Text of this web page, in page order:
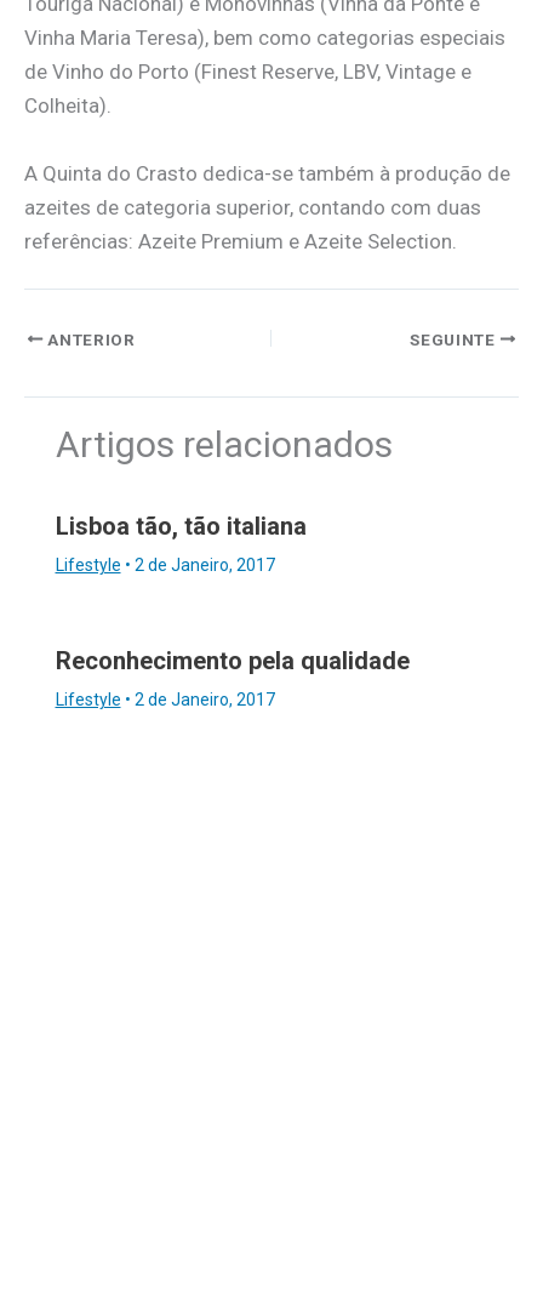
Vinha Maria Teresa), bem como categorias especiais
de Vinho do Porto (Finest Reserve, LBV, Vintage e
Colheita).
A Quinta do Crasto dedica-se também à produção de
azeites de categoria superior, contando com duas
referências: Azeite Premium e Azeite Selection.
ANTERIOR SEGUINTE
Artigos relacionados
Lisboa tão, tão italiana
Lifestyle • 2 de Janeiro, 2017
Reconhecimento pela qualidade
Lifestyle • 2 de Janeiro, 2017